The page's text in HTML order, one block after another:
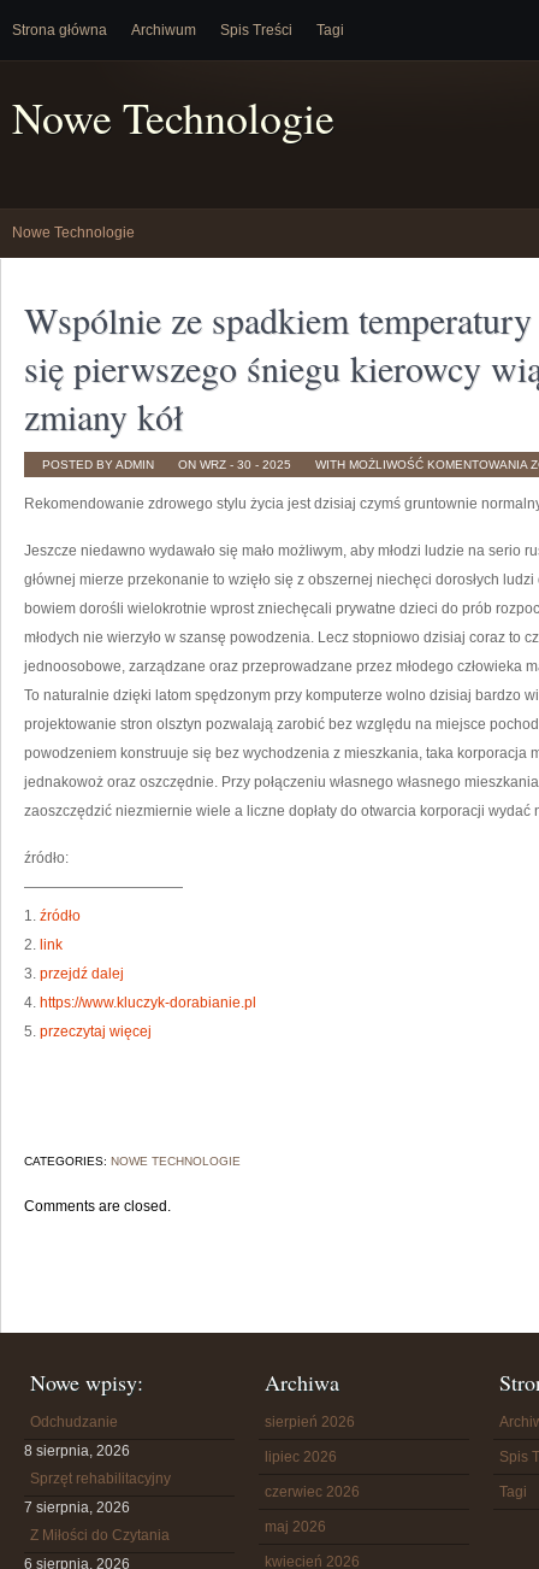
Strona główna Archiwum Spis Treści Tagi
Nowe Technologie
Nowe Technologie
Wspólnie ze spadkiem
się pierwszego śniegu kierowcy
zmiany kół
POSTED BY ADMIN ON WRZ - 30 - 2025 WITH MOŻLIWOŚĆ KOMENTOWANIA
Rekomendowanie zdrowego stylu życia jest dzisiaj czymś gruntownie
Jeszcze niedawno wydawało się mało możliwym, aby młodzi ludzie na serio
głównej mierze przekonanie to wzięło się z obszernej niechęci dorosłych
bowiem dorośli wielokrotnie wprost zniechęcali prywatne dzieci do prób
młodych nie wierzyło w szansę powodzenia. Lecz stopniowo dzisiaj coraz to
jednoosobowe, zarządzane oraz przeprowadzane przez młodego człowieka
To naturalnie dzięki latom spędzonym przy komputerze wolno dzisiaj bardzo
projektowanie stron olsztyn pozwalają zarobić bez względu na miejsce
powodzeniem konstruuje się bez wychodzenia z mieszkania, taka korporacja
jednakowoż oraz oszczędnie. Przy połączeniu własnego własnego
zaoszczędzić niezmiernie wiele a liczne dopłaty do otwarcia korporacji wydać
źródło:
———————————
1. źródło
2. link
3. przejdź dalej
4. https://www.kluczyk-dorabianie.pl
5. przeczytaj więcej
CATEGORIES: NOWE TECHNOLOGIE
Comments are closed.
Nowe wpisy:
Odchudzanie
8 sierpnia, 2026
Sprzęt rehabilitacyjny
7 sierpnia, 2026
Z Miłości do Czytania
6 sierpnia, 2026
Archiwa
sierpień 2026
lipiec 2026
czerwiec 2026
maj 2026
kwiecień 2026
Spis
Tagi